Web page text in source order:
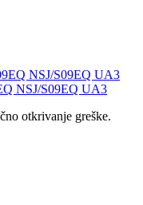
NSJ/S09EQ UA3
otkrivanje greške.